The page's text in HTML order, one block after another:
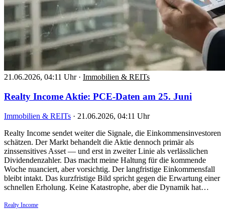
21.06.2026, 04:11 Uhr · Immobilien & REITs
Realty Income Aktie: PCE-Daten am 25. Juni
Immobilien & REITs · 21.06.2026, 04:11 Uhr
Realty Income sendet weiter die Signale, die Einkommensinvestoren
schätzen. Der Markt behandelt die Aktie dennoch primär als
zinssensitives Asset — und erst in zweiter Linie als verlässlichen
Dividendenzahler. Das macht meine Haltung für die kommende
Woche nuanciert, aber vorsichtig. Der langfristige Einkommensfall
bleibt intakt. Das kurzfristige Bild spricht gegen die Erwartung einer
schnellen Erholung. Keine Katastrophe, aber die Dynamik hat…
Realty Income